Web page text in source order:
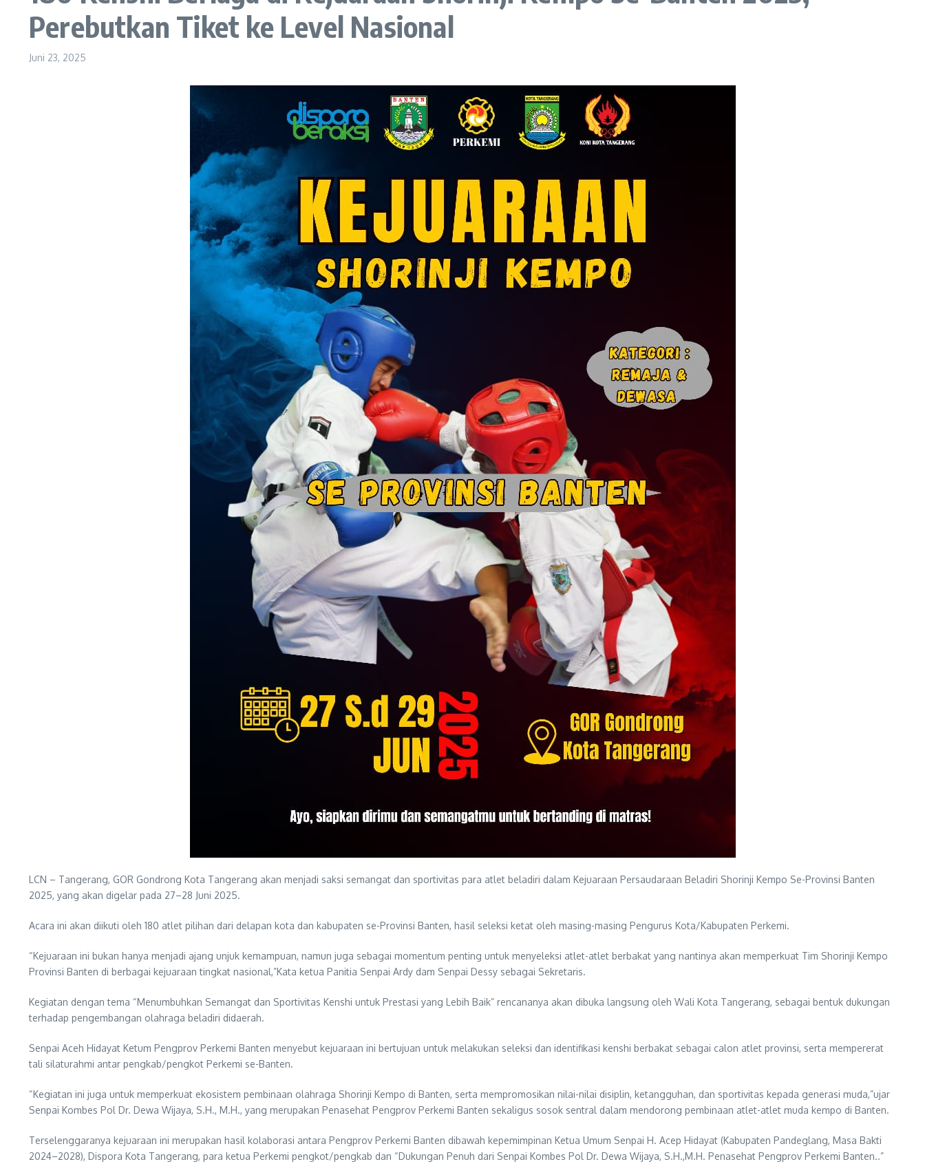
Perebutkan Tiket ke Level Nasional
Juni 23, 2025
LCN – Tangerang, GOR Gondrong Kota Tangerang akan menjadi saksi semangat dan sportivitas para atlet beladiri dalam Kejuaraan Persaudaraan Beladiri Shorinji Kempo Se-Provinsi Banten
2025, yang akan digelar pada 27–28 Juni 2025.
Acara ini akan diikuti oleh 180 atlet pilihan dari delapan kota dan kabupaten se-Provinsi Banten, hasil seleksi ketat oleh masing-masing Pengurus Kota/Kabupaten Perkemi.
“Kejuaraan ini bukan hanya menjadi ajang unjuk kemampuan, namun juga sebagai momentum penting untuk menyeleksi atlet-atlet berbakat yang nantinya akan memperkuat Tim Shorinji Kempo
Provinsi Banten di berbagai kejuaraan tingkat nasional,”Kata ketua Panitia Senpai Ardy dam Senpai Dessy sebagai Sekretaris.
Kegiatan dengan tema “Menumbuhkan Semangat dan Sportivitas Kenshi untuk Prestasi yang Lebih Baik” rencananya akan dibuka langsung oleh Wali Kota Tangerang, sebagai bentuk dukungan
terhadap pengembangan olahraga beladiri didaerah.
Senpai Aceh Hidayat Ketum Pengprov Perkemi Banten menyebut kejuaraan ini bertujuan untuk melakukan seleksi dan identifikasi kenshi berbakat sebagai calon atlet provinsi, serta mempererat
tali silaturahmi antar pengkab/pengkot Perkemi se-Banten.
“Kegiatan ini juga untuk memperkuat ekosistem pembinaan olahraga Shorinji Kempo di Banten, serta mempromosikan nilai-nilai disiplin, ketangguhan, dan sportivitas kepada generasi muda,”ujar
Senpai Kombes Pol Dr. Dewa Wijaya, S.H., M.H., yang merupakan Penasehat Pengprov Perkemi Banten sekaligus sosok sentral dalam mendorong pembinaan atlet-atlet muda kempo di Banten.
Terselenggaranya kejuaraan ini merupakan hasil kolaborasi antara Pengprov Perkemi Banten dibawah kepemimpinan Ketua Umum Senpai H. Acep Hidayat (Kabupaten Pandeglang, Masa Bakti
2024–2028), Dispora Kota Tangerang, para ketua Perkemi pengkot/pengkab dan “Dukungan Penuh dari Senpai Kombes Pol Dr. Dewa Wijaya, S.H.,M.H. Penasehat Pengprov Perkemi Banten..”